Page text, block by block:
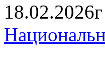
18.02.2026г